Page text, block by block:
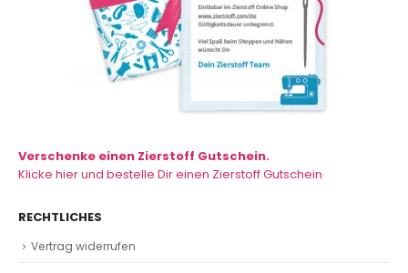
Verschenke einen Zierstoff Gutschein.
Klicke hier und bestelle Dir einen Zierstoff Gutschein
RECHTLICHES
Vertrag widerrufen